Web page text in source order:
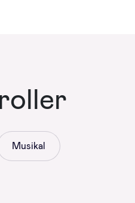
Musikal